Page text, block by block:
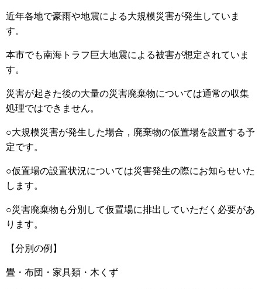
近年各地で豪雨や地震による大規模災害が発生していま
す。
本市でも南海トラフ巨大地震による被害が想定されていま
す。
災害が起きた後の大量の災害廃棄物については通常の収集
処理ではできません。
○大規模災害が発生した場合，廃棄物の仮置場を設置する予
定です。
○仮置場の設置状況については災害発生の際にお知らせいた
します。
○災害廃棄物も分別して仮置場に排出していただく必要があ
ります。
【分別の例】
畳・布団・家具類・木くず